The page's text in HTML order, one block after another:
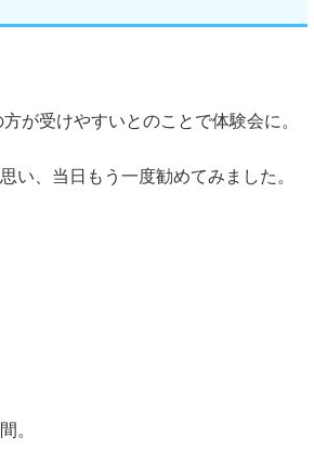
が受けやすいとのことで体験会に。
い、当日もう一度勧めてみました。
。